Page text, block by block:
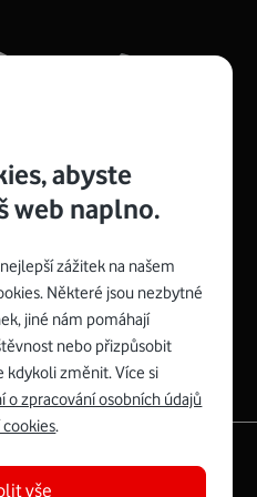
x 7,5 cm (včetně stojánku)
a bezdrátové připojení Wi-
frekvenci 2,4 GHz a
Vodafonem
abyste
web naplno.
zážitek na našem
Některé jsou nezbytné
jiné nám pomáhají
nebo přizpůsobit
kdykoli změnit. Více si
o zpracování osobních údajů
cookies.
vše